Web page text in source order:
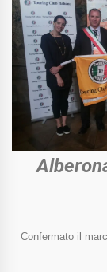
Confermato il